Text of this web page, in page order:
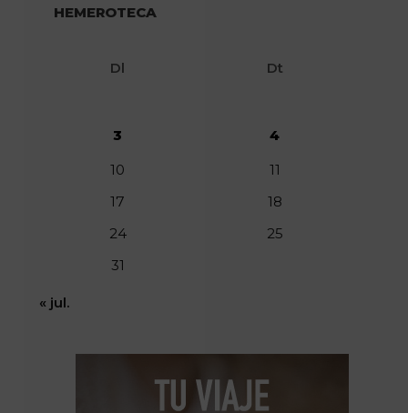
HEMEROTECA
Dl Dt
3
4
10
11
17
18
24
25
31
« jul.